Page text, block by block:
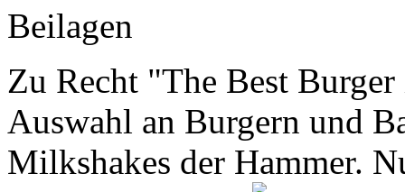
Beilagen
Zu Recht "The Best
Auswahl an Burgern und
Milkshakes der Hammer.